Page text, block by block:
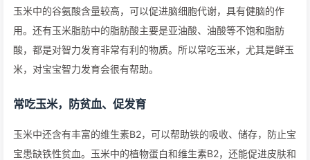
玉米中的谷氨酸含量较高，可以促进脑细胞代谢，具有健脑的作
用。还有玉米脂肪中的脂肪酸主要是亚油酸、油酸等不饱和脂肪
酸，都是对智力发育非常有利的物质。所以常吃玉米，尤其是鲜玉
米，对宝宝智力发育会很有帮助。
常吃玉米，防贫血、促发育
玉米中还含有丰富的维生素B2，可以帮助铁的吸收、储存，防止宝
宝患缺铁性贫血。玉米中的植物蛋白和维生素B2，还能促进皮肤和